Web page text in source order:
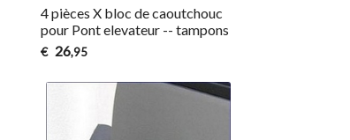
4 pièces X bloc de caoutchouc
pour Pont elevateur -- tampons
€ 26,95